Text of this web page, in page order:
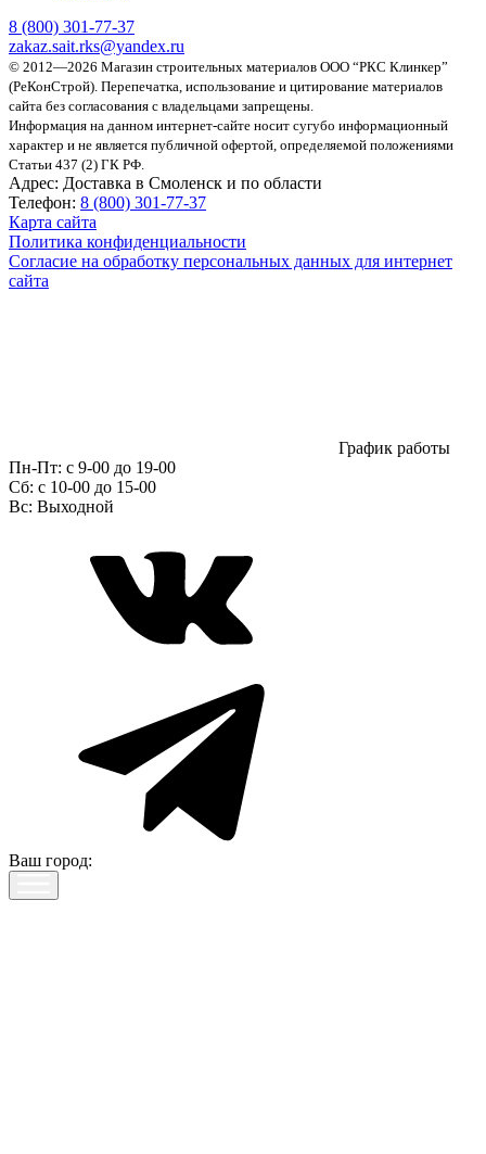
8 (800) 301-77-37
zakaz.sait.rks@yandex.ru
© 2012—2026 Магазин строительных материалов ООО “РКС Клинкер”
(РеКонСтрой). Перепечатка, использование и цитирование материалов
сайта без согласования с владельцами запрещены.
Информация на данном интернет-сайте носит сугубо информационный
характер и не является публичной офертой, определяемой положениями
Статьи 437 (2) ГК РФ.
Адрес: Доставка в Смоленск и по области
Телефон: 8 (800) 301-77-37
Карта сайта
Политика конфиденциальности
Согласие на обработку персональных данных для интернет
сайта
График работы
Пн-Пт: с 9-00 до 19-00
Сб: c 10-00 до 15-00
Вс: Выходной
Ваш город: